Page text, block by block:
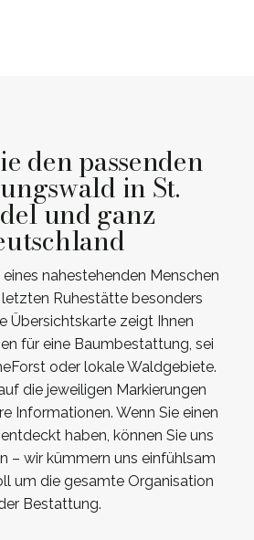
den passenden
in St.
und ganz
nahestehenden Menschen
Ruhestätte besonders
Übersichtskarte zeigt Ihnen
für eine Baumbestattung, sei
oder lokale Waldgebiete.
die jeweiligen Markierungen
Informationen. Wenn Sie einen
haben, können Sie uns
– wir kümmern uns einfühlsam
um die gesamte Organisation
Bestattung.